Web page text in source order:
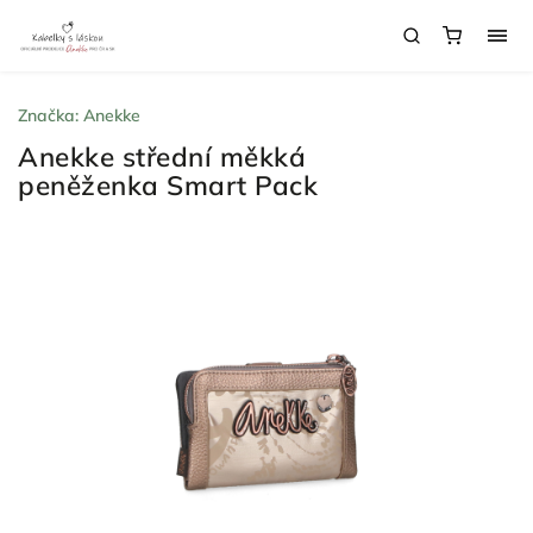
Anekke střední měkká
peněženka Smart Pack
Značka: Anekke